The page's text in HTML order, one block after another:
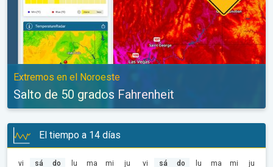
Extremos en el Noroeste
Salto de 50 grados Fahrenheit
El tiempo a 14 días
vi sá do lu ma mi ju vi sá do lu ma mi ju